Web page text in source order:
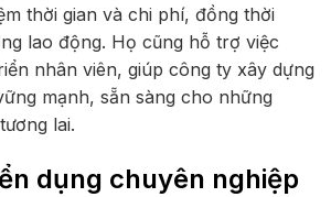
thời gian và chi phí, đồng thời
lao động. Họ cũng hỗ trợ việc
nhân viên, giúp công ty xây dựng
mạnh, sẵn sàng cho những
lai.
dụng chuyên nghiệp